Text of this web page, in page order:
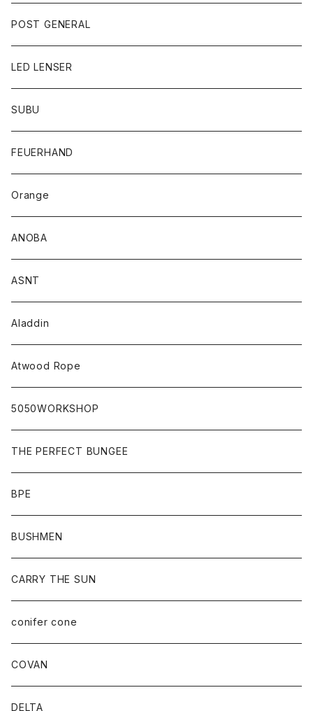
POST GENERAL
LED LENSER
SUBU
FEUERHAND
Orange
ANOBA
ASNT
Aladdin
Atwood Rope
5050WORKSHOP
THE PERFECT BUNGEE
BPE
BUSHMEN
CARRY THE SUN
conifer cone
COVAN
DELTA